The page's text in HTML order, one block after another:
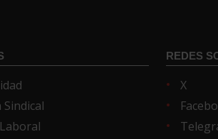
Sindical
REDES
X